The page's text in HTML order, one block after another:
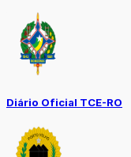
Diário Oficial TCE-RO